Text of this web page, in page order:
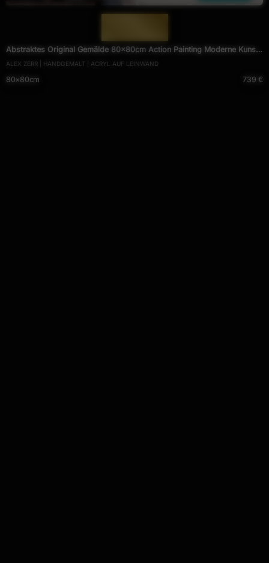
Abstraktes Original Gemälde 80x80cm Action Painting Moderne Kunst
handgemalt Mischtechnik rot pink violett einzigartig
ALEX ZERR | HANDGEMALT | ACRYL AUF LEINWAND
80×80cm 739 €